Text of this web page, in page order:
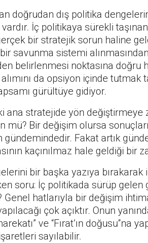
doğrudan dış politika
vardır. İç politikaya sürekli
bir stratejik sorun haline
savunma sistemi
belirlenmesi noktasına doğru
da opsiyon içinde tutmak
gürültüye gidiyor.
ana stratejide yön değiştirmeye
mü? Bir değişim olursa
gündemindedir. Fakat artık
kaçınılmaz hale geldiği bir
bir başka yazıya
soru: İç politikada sürüp
Genel hatlarıyla bir değişim
çok açıktır. Onun
ve “Fırat’ın doğusu”na
sayılabilir.